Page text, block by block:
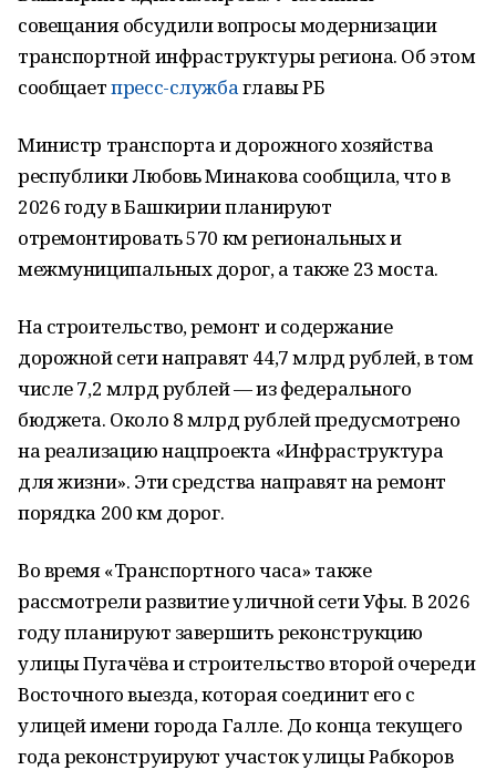
совещания обсудили вопросы модернизации
транспортной инфраструктуры региона. Об этом
сообщаетпресс-службаглавы РБ
Министр транспорта и дорожного хозяйства
республики Любовь Минакова сообщила, что в
2026 году в Башкирии планируют
отремонтировать 570 км региональных и
межмуниципальных дорог, а также 23 моста.
На строительство, ремонт и содержание
дорожной сети направят 44,7 млрд рублей, в том
числе 7,2 млрд рублей — из федерального
бюджета. Около 8 млрд рублей предусмотрено
на реализацию нацпроекта «Инфраструктура
для жизни». Эти средства направят на ремонт
порядка 200 км дорог.
Во время «Транспортного часа» также
рассмотрели развитие уличной сети Уфы. В 2026
году планируют завершить реконструкцию
улицы Пугачёва и строительство второй очереди
Восточного выезда, которая соединит его с
улицей имени города Галле. До конца текущего
года реконструируют участок улицы Рабкоров